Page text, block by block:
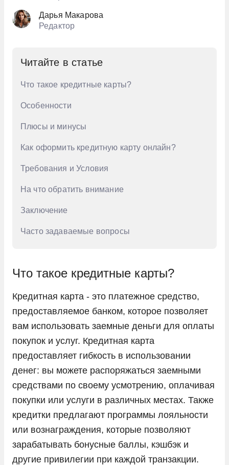
Дарья Макарова
Редактор
Читайте в статье
Что такое кредитные карты?
Особенности
Плюсы и минусы
Как оформить кредитную карту онлайн?
Требования и Условия
На что обратить внимание
Заключение
Часто задаваемые вопросы
Что такое кредитные карты?
Кредитная карта - это платежное средство,
предоставляемое банком, которое позволяет
вам использовать заемные деньги для оплаты
покупок и услуг. Кредитная карта
предоставляет гибкость в использовании
денег: вы можете распоряжаться заемными
средствами по своему усмотрению, оплачивая
покупки или услуги в различных местах. Также
кредитки предлагают программы лояльности
или вознаграждения, которые позволяют
зарабатывать бонусные баллы, кэшбэк и
другие привилегии при каждой транзакции.